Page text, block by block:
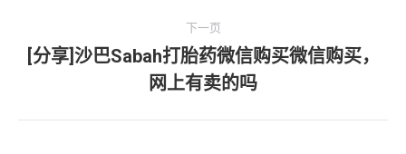
下一页
下
一
文
[分享]沙巴Sabah打胎药微信购买微信购买，
网上有卖的吗